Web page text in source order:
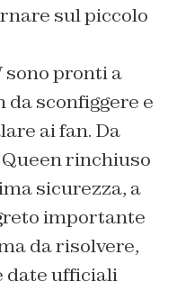
sul piccolo
sono pronti a
sconfiggere e
ai fan. Da
rinchiuso
sicurezza, a
importante
da risolvere,
date ufficiali